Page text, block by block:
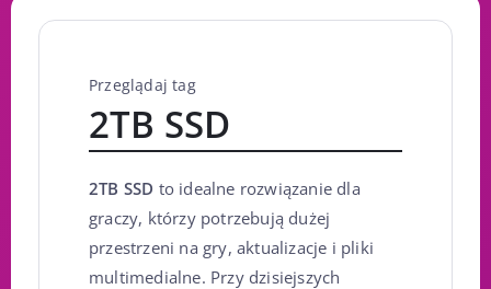
Przeglądaj tag
2TB SSD
2TB SSD to idealne rozwiązanie dla
graczy, którzy potrzebują dużej
przestrzeni na gry, aktualizacje i pliki
multimedialne. Przy dzisiejszych